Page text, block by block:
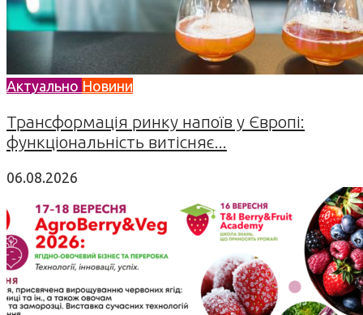
Актуально Новини
Трансформація ринку напоїв у Європі:
функціональність витісняє...
06.08.2026